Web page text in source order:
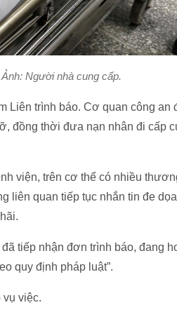
Người nhà cung cấp.
Liên trình báo. Cơ quan công an
đồng thời đưa nạn nhân đi cấp
viện, trên cơ thể có nhiều
liên quan tiếp tục nhắn tin đe
tiếp nhận đơn trình báo, đang
quy định pháp luật”.
việc.